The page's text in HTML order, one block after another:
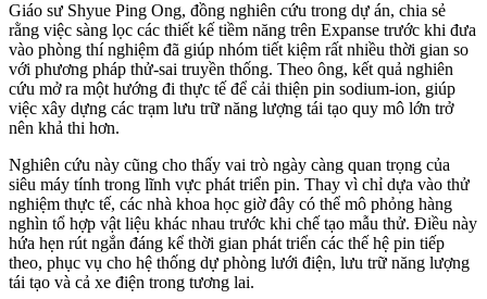
Giáo sư Shyue Ping Ong, đồng nghiên cứu trong dự án, chia sẻ
rằng việc sàng lọc các thiết kế tiềm năng trên Expanse trước khi đưa
vào phòng thí nghiệm đã giúp nhóm tiết kiệm rất nhiều thời gian so
với phương pháp thử-sai truyền thống. Theo ông, kết quả nghiên
cứu mở ra một hướng đi thực tế để cải thiện pin sodium-ion, giúp
việc xây dựng các trạm lưu trữ năng lượng tái tạo quy mô lớn trở
nên khả thi hơn.
Nghiên cứu này cũng cho thấy vai trò ngày càng quan trọng của
siêu máy tính trong lĩnh vực phát triển pin. Thay vì chỉ dựa vào thử
nghiệm thực tế, các nhà khoa học giờ đây có thể mô phỏng hàng
nghìn tổ hợp vật liệu khác nhau trước khi chế tạo mẫu thử. Điều này
hứa hẹn rút ngắn đáng kể thời gian phát triển các thế hệ pin tiếp
theo, phục vụ cho hệ thống dự phòng lưới điện, lưu trữ năng lượng
tái tạo và cả xe điện trong tương lai.